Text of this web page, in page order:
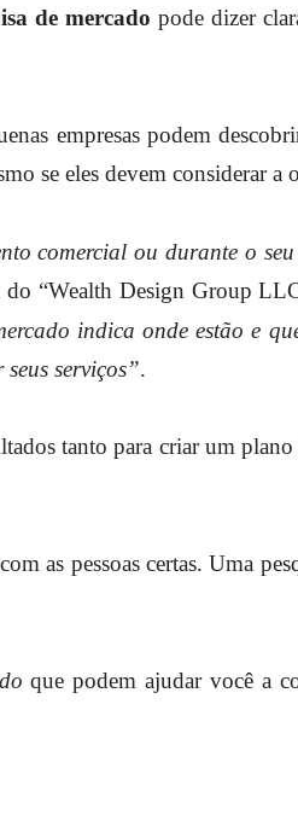
de mercado pode dizer
empresas podem
se eles devem considerar a
comercial ou durante o
“Wealth Design Group
indica onde estão e
serviços”.
tanto para criar um plano
as pessoas certas. Uma
que podem ajudar você a